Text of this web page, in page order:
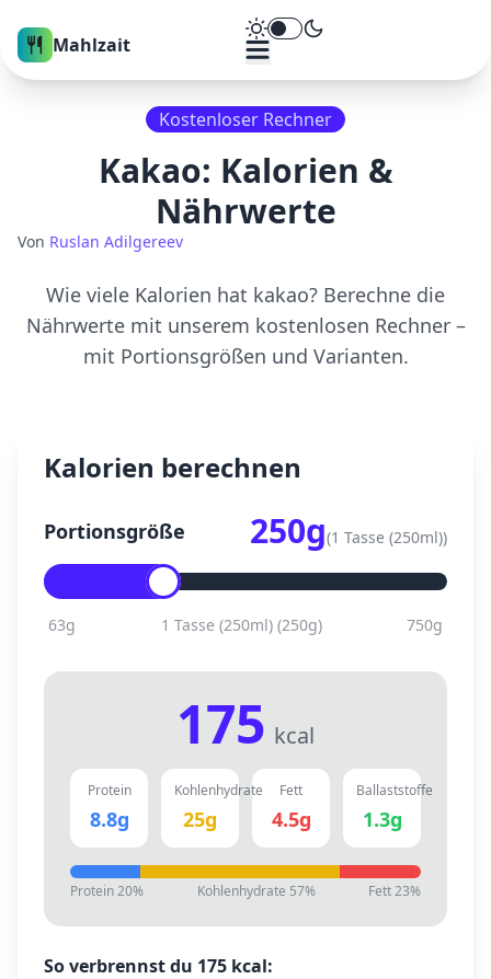
Mahlzait Theme umschalten
Kostenloser Rechner
Kakao: Kalorien &
Nährwerte
Von Ruslan Adilgereev
Wie viele Kalorien hat kakao? Berechne die
Nährwerte mit unserem kostenlosen Rechner –
mit Portionsgrößen und Varianten.
Kalorien berechnen
Portionsgröße 250g(1 Tasse (250ml))
63g 1 Tasse (250ml)(250g) 750g
175 kcal
Protein
8.8g
Kohlenhydrate
25g
Fett
4.5g
Ballaststoffe
1.3g
Protein20% Kohlenhydrate 57% Fett23%
So verbrennst du 175 kcal: